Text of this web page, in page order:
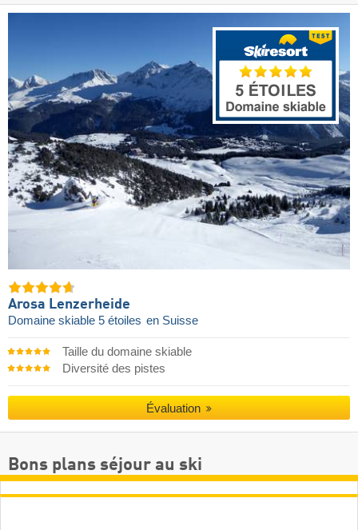
Arosa Lenzerheide
Domaine skiable 5 étoiles en Suisse
Taille du domaine skiable
Diversité des pistes
Évaluation
Bons plans séjour au ski